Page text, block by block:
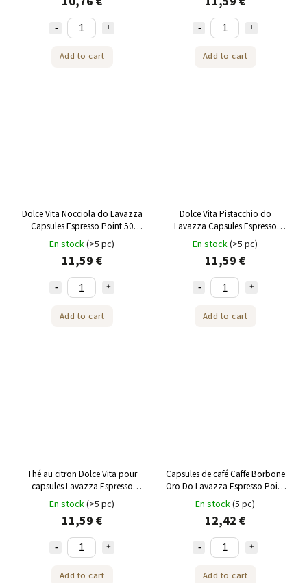
Add to cart Add to cart
Dolce Vita Nocciola do Lavazza
Capsules Espresso Point 50
pièces
En stock(>5 pc)
11,59 €
Add to cart
Dolce Vita Pistacchio do
Lavazza Capsules Espresso
Point 50 pcs
En stock(>5 pc)
11,59 €
Add to cart
Thé au citron Dolce Vita pour
capsules Lavazza Espresso
Point 50 pcs
En stock(>5 pc)
11,59 €
Add to cart
Capsules de café Caffe Borbone
Oro Do Lavazza Espresso Point
50 pièces
En stock(5 pc)
12,42 €
Add to cart